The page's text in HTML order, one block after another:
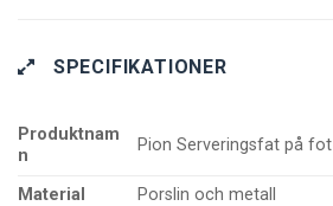
SPECIFIKATIONER
Produktnam
n
Pion Serveringsfat på fot
Material
Porslin och metall